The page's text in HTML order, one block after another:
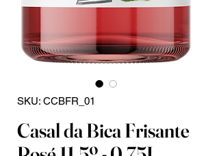
SKU: CCBFR_01
Casal da Bica Frisante